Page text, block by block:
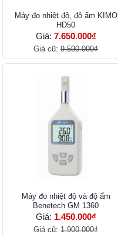
Máy đo nhiệt độ, độ ẩm KIMO
HD50
Giá: 7.650.000₫
Giá cũ: 9.590.000₫
Máy đo nhiệt độ và độ ẩm
Benetech GM 1360
Giá: 1.450.000₫
Giá cũ: 1.900.000₫